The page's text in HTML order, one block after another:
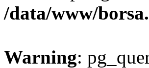
/data/www/
Warning: